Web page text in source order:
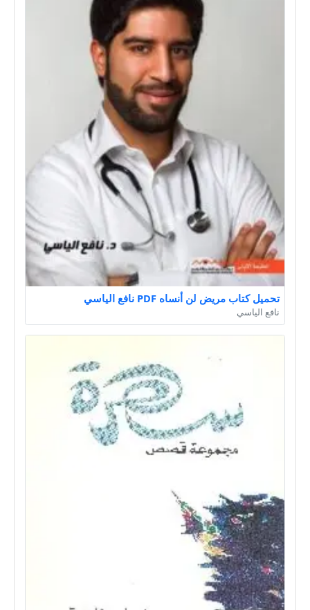
تحميل كتاب مريض لن أنساه PDF نافع الياسي
نافع الياسي